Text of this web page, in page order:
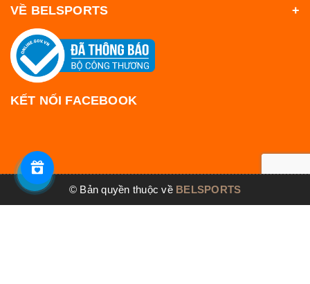
VỀ BELSPORTS
KẾT NỐI FACEBOOK
© Bản quyền thuộc về BELSPORTS